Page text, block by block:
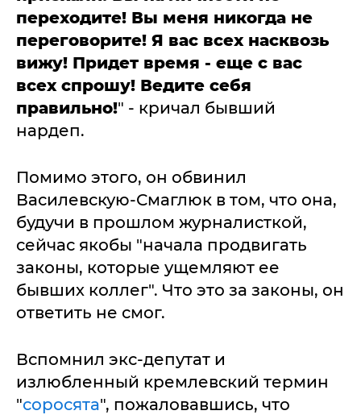
переходите! Вы меня никогда не
переговорите! Я вас всех насквозь
вижу! Придет время - еще с вас
всех спрошу! Ведите себя
правильно!" - кричал бывший
нардеп.
Помимо этого, он обвинил
Василевскую-Смаглюк в том, что она,
будучи в прошлом журналисткой,
сейчас якобы "начала продвигать
законы, которые ущемляют ее
бывших коллег". Что это за законы, он
ответить не смог.
Вспомнил экс-депутат и
излюбленный кремлевский термин
"соросята", пожаловавшись, что